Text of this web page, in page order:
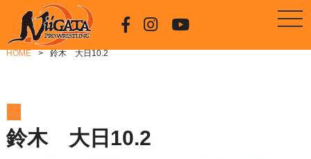
HOME 鈴木 大日10.2
鈴木 大日10.2